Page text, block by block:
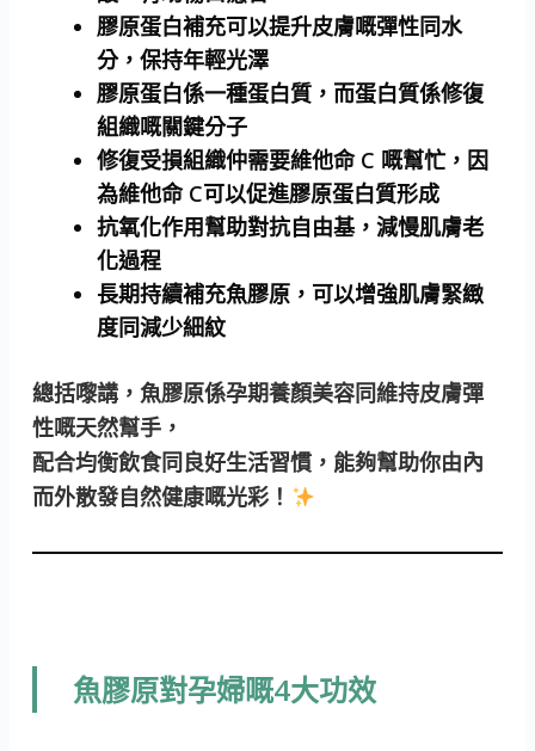
膠原蛋白補充可以提升皮膚嘅彈性同水
分，保持年輕光澤
膠原蛋白係一種蛋白質，而蛋白質係修復
組織嘅關鍵分子
修復受損組織仲需要維他命 C 嘅幫忙，因
為維他命 C可以促進膠原蛋白質形成
抗氧化作用幫助對抗自由基，減慢肌膚老
化過程
長期持續補充魚膠原，可以增強肌膚緊緻
度同減少細紋
總括嚟講，魚膠原係孕期養顏美容同維持皮膚彈
性嘅天然幫手 ，
配合均衡飲食同良好生活習慣，能夠幫助你由內
而外散發自然健康嘅光彩！
魚膠原對孕婦嘅4大功效